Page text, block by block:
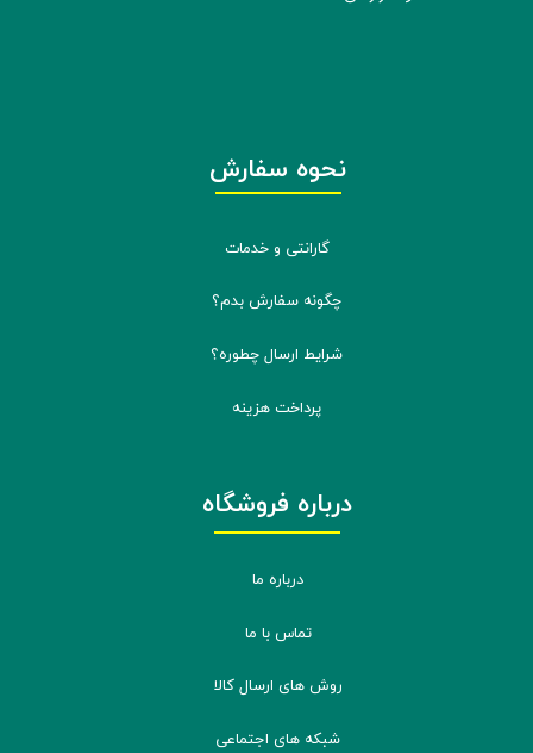
نحوه سفارش
گارانتی و خدمات
چگونه سفارش بدم؟
شرایط ارسال چطوره؟
پرداخت هزینه
درباره فروشگاه
درباره ما
تماس با ما
روش های ارسال کالا
شبکه های اجتماعی